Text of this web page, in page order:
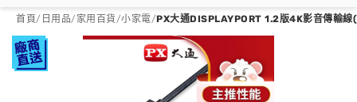
首頁/ 日用品/ 家用百貨/小家電/PX大通DISPLAYPORT 1.2版4K影音傳輸